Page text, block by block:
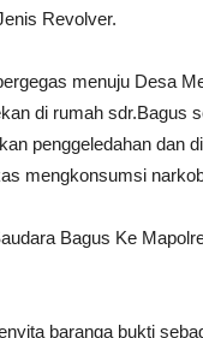
Revolver.
menuju Desa
di rumah sdr.Bagus
penggeledahan dan
mengkonsumsi
Bagus Ke
baranga bukti